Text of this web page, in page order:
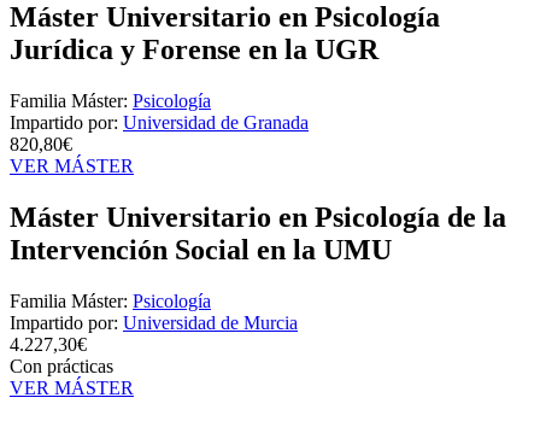
Máster Universitario en Psicología
Jurídica y Forense en la UGR
Familia Máster: Psicología
Impartido por: Universidad de Granada
820,80€
VER MÁSTER
Máster Universitario en Psicología de la
Intervención Social en la UMU
Familia Máster: Psicología
Impartido por: Universidad de Murcia
4.227,30€
Con prácticas
VER MÁSTER